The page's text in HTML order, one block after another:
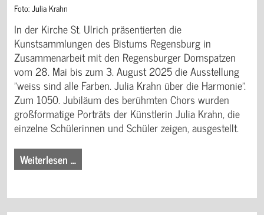
Foto: Julia Krahn
In der Kirche St. Ulrich präsentierten die
Kunstsammlungen des Bistums Regensburg in
Zusammenarbeit mit den Regensburger Domspatzen
vom 28. Mai bis zum 3. August 2025 die Ausstellung
"weiss sind alle Farben. Julia Krahn über die Harmonie".
Zum 1050. Jubiläum des berühmten Chors wurden
großformatige Porträts der Künstlerin Julia Krahn, die
einzelne Schülerinnen und Schüler zeigen, ausgestellt.
Weiterlesen …